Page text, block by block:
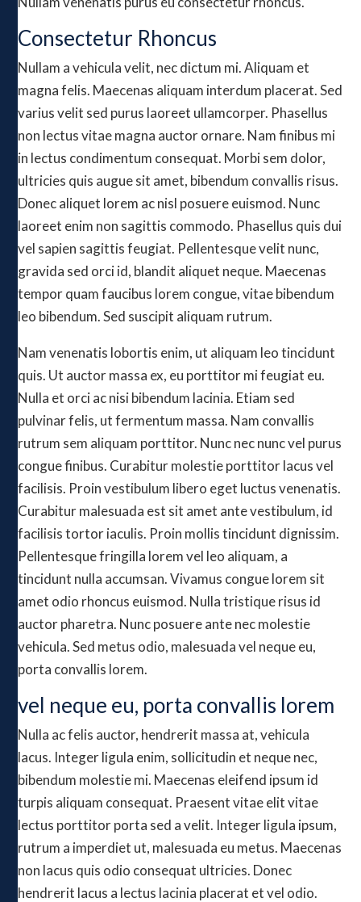
Consectetur Rhoncus
Nullam a vehicula velit, nec dictum mi. Aliquam et
magna felis. Maecenas aliquam interdum placerat. Sed
varius velit sed purus laoreet ullamcorper. Phasellus
non lectus vitae magna auctor ornare. Nam finibus mi
in lectus condimentum consequat. Morbi sem dolor,
ultricies quis augue sit amet, bibendum convallis risus.
Donec aliquet lorem ac nisl posuere euismod. Nunc
laoreet enim non sagittis commodo. Phasellus quis dui
vel sapien sagittis feugiat. Pellentesque velit nunc,
gravida sed orci id, blandit aliquet neque. Maecenas
tempor quam faucibus lorem congue, vitae bibendum
leo bibendum. Sed suscipit aliquam rutrum.
Nam venenatis lobortis enim, ut aliquam leo tincidunt
quis. Ut auctor massa ex, eu porttitor mi feugiat eu.
Nulla et orci ac nisi bibendum lacinia. Etiam sed
pulvinar felis, ut fermentum massa. Nam convallis
rutrum sem aliquam porttitor. Nunc nec nunc vel purus
congue finibus. Curabitur molestie porttitor lacus vel
facilisis. Proin vestibulum libero eget luctus venenatis.
Curabitur malesuada est sit amet ante vestibulum, id
facilisis tortor iaculis. Proin mollis tincidunt dignissim.
Pellentesque fringilla lorem vel leo aliquam, a
tincidunt nulla accumsan. Vivamus congue lorem sit
amet odio rhoncus euismod. Nulla tristique risus id
auctor pharetra. Nunc posuere ante nec molestie
vehicula. Sed metus odio, malesuada vel neque eu,
porta convallis lorem.
vel neque eu, porta convallis lorem
Nulla ac felis auctor, hendrerit massa at, vehicula
lacus. Integer ligula enim, sollicitudin et neque nec,
bibendum molestie mi. Maecenas eleifend ipsum id
turpis aliquam consequat. Praesent vitae elit vitae
lectus porttitor porta sed a velit. Integer ligula ipsum,
rutrum a imperdiet ut, malesuada eu metus. Maecenas
non lacus quis odio consequat ultricies. Donec
hendrerit lacus a lectus lacinia placerat et vel odio.